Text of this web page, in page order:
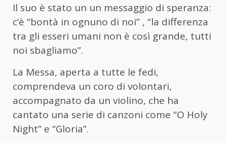
Il suo è stato un un messaggio di speranza:
c’è “bontà in ognuno di noi” , “la differenza
tra gli esseri umani non è così grande, tutti
noi sbagliamo”.
La Messa, aperta a tutte le fedi,
comprendeva un coro di volontari,
accompagnato da un violino, che ha
cantato una serie di canzoni come “O Holy
Night” e “Gloria”.